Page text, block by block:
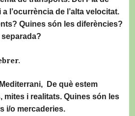
l’ocurrència de l’alta velocitat.
Quines són les diferències?
De què estem
mites i realitats. Quines són les
i/o mercaderies.